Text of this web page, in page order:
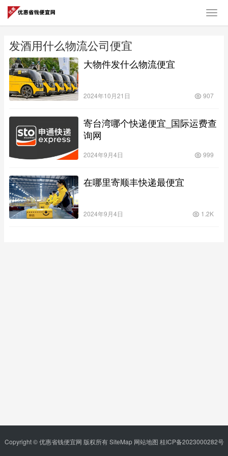
发酒用什么物流公司便宜
大物件发什么物流便宜
2024年10月21日 907
寄台湾哪个快递便宜_国际运费查
询网
2024年9月4日 999
在哪里寄顺丰快递最便宜
2024年9月4日 1.2K
Copyright © 优惠省钱便宜网 版权所有SiteMap 网站地图 桂ICP备2023000282号